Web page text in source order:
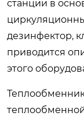
станции в
дезинфектор,
приводится
этого